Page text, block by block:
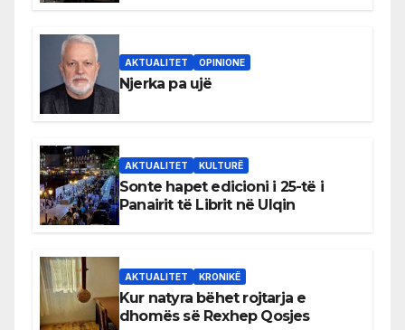
AKTUALITET OPINIONE
Njerka pa ujë
AKTUALITET KULTURË
Sonte hapet edicioni i 25-të i
Panairit të Librit në Ulqin
AKTUALITET KRONIKË
Kur natyra bëhet rojtarja e
dhomës së Rexhep Qosjes